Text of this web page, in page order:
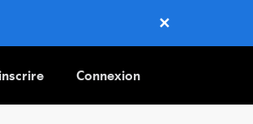
✕
Close
Connexion